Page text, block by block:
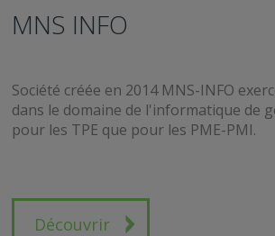
MNS INFO
Société créée en 2014 MNS-INFO
dans le domaine de l'informatique de
pour les TPE que pour les PME-PMI.
Découvrir